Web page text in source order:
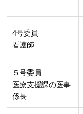
4号委員
看護師
５号委員
医療支援課の医事
係長